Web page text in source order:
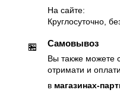
На сайте:
Круглосуточно,
🏪 Самовывоз
Вы также можете
отримати и
в магазинах-